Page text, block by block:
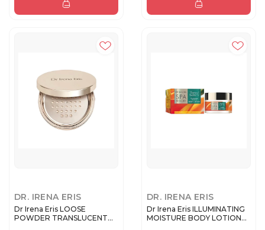
DR. IRENA ERIS
Dr Irena Eris LOOSE
POWDER TRANSLUCENT
DR. IRENA ERIS
Dr Irena Eris ILLUMINATING
MOISTURE BODY LOTION